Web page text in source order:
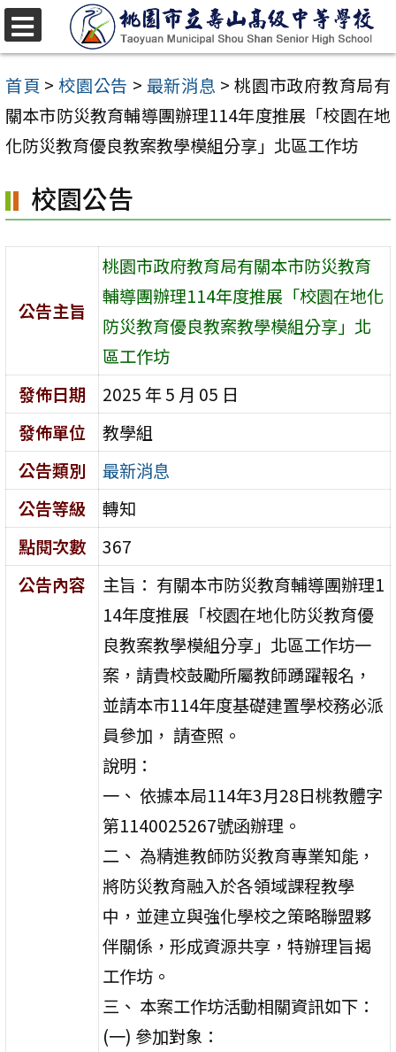
跳
至
主
要
內
區
首頁 > 校園公告 > 最新消息 > 桃園市政府教育局有
關本市防災教育輔導團辦理114年度推展「校園在地
化防災教育優良教案教學模組分享」北區工作坊
校園公告
公告主旨
桃園市政府教育局有關本市防災教育
輔導團辦理114年度推展「校園在地化
防災教育優良教案教學模組分享」北
區工作坊
發佈日期
2025 年 5 月 05 日
發佈單位
教學組
公告類別
最新消息
公告等級
轉知
點閱次數
367
公告內容
主旨： 有關本市防災教育輔導團辦理1
14年度推展「校園在地化防災教育優
良教案教學模組分享」北區工作坊一
案，請貴校鼓勵所屬教師踴躍報名，
並請本市114年度基礎建置學校務必派
員參加， 請查照。
說明：
一、 依據本局114年3月28日桃教體字
第1140025267號函辦理。
二、 為精進教師防災教育專業知能，
將防災教育融入於各領域課程教學
中，並建立與強化學校之策略聯盟夥
伴關係，形成資源共享，特辦理旨揭
工作坊。
三、 本案工作坊活動相關資訊如下：
(一) 參加對象：
選
單